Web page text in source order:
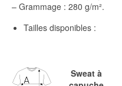
– Grammage : 280 g/m².
Tailles disponibles :
Sweat à